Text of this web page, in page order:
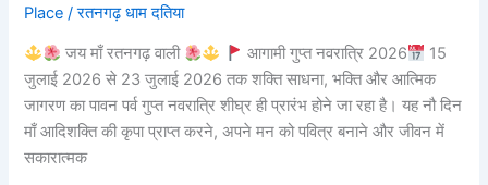
Place /रतनगढ़ धाम दतिया
जय माँ रतनगढ़ वाली आगामी गुप्त नवरात्रि 2026
15
जुलाई 2026 से 23 जुलाई 2026 तक शक्ति साधना, भक्ति और आत्मिक
जागरण का पावन पर्व गुप्त नवरात्रि शीघ्र ही प्रारंभ होने जा रहा है। यह नौ दिन
माँ आदिशक्ति की कृपा प्राप्त करने, अपने मन को पवित्र बनाने और जीवन में
सकारात्मक
नवरात्रि
2026